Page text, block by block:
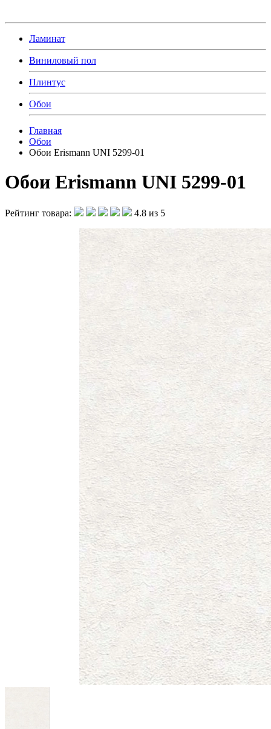
Ламинат
Виниловый пол
Плинтус
Обои
Главная
Обои
Обои Erismann UNI 5299-01
Обои Erismann UNI 5299-01
Рейтинг товара: 4.8 из 5